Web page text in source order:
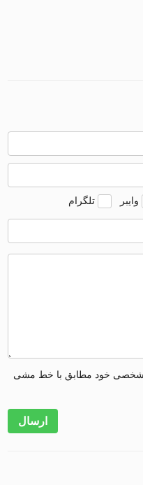
وایبر تلگرام
شخصی خود مطابق با خط مشی
ارسال